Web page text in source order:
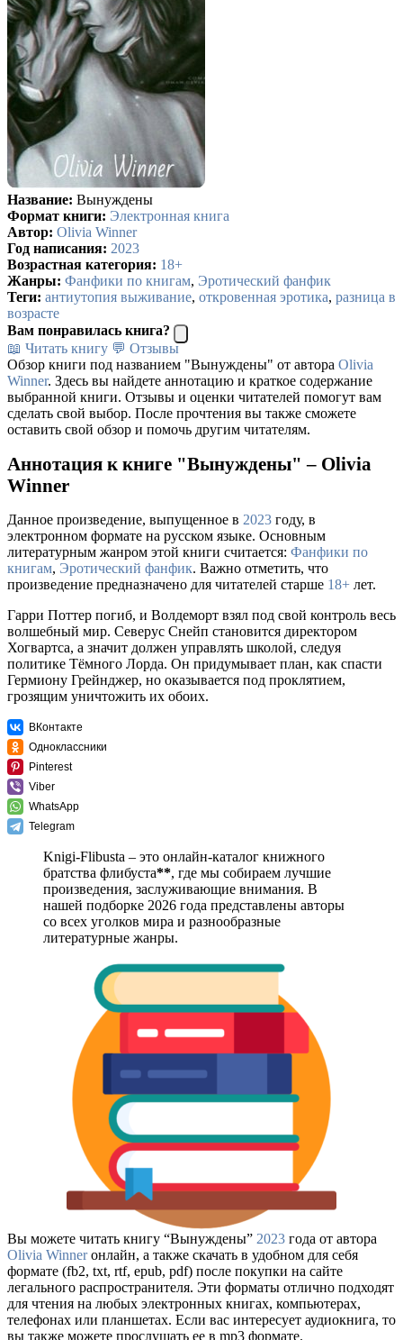
Название: Вынуждены
Формат книги: Электронная книга
Автор: Olivia Winner
Год написания: 2023
Возрастная категория: 18+
Жанры: Фанфики по книгам, Эротический фанфик
Теги: антиутопия выживание, откровенная эротика, разница в
возрасте
Вам понравилась книга?
📖 Читать книгу 💬 Отзывы
Обзор книги под названием "Вынуждены" от автора Olivia
Winner. Здесь вы найдете аннотацию и краткое содержание
выбранной книги. Отзывы и оценки читателей помогут вам
сделать свой выбор. После прочтения вы также сможете
оставить свой обзор и помочь другим читателям.
Аннотация к книге "Вынуждены" – Olivia
Winner
Данное произведение, выпущенное в 2023 году, в
электронном формате на русском языке. Основным
литературным жанром этой книги считается: Фанфики по
книгам, Эротический фанфик. Важно отметить, что
произведение предназначено для читателей старше 18+ лет.
Гарри Поттер погиб, и Волдеморт взял под свой контроль весь
волшебный мир. Северус Снейп становится директором
Хогвартса, а значит должен управлять школой, следуя
политике Тёмного Лорда. Он придумывает план, как спасти
Гермиону Грейнджер, но оказывается под проклятием,
грозящим уничтожить их обоих.
ВКонтакте
Одноклассники
Pinterest
Viber
WhatsApp
Telegram
Knigi-Flibusta – это онлайн-каталог книжного
братства флибуста**, где мы собираем лучшие
произведения, заслуживающие внимания. В
нашей подборке 2026 года представлены авторы
со всех уголков мира и разнообразные
литературные жанры.
Вы можете читать книгу “Вынуждены” 2023 года от автора
Olivia Winnerонлайн, а также скачать в удобном для себя
формате (fb2, txt, rtf, epub, pdf) после покупки на сайте
легального распространителя. Эти форматы отлично подходят
для чтения на любых электронных книгах, компьютерах,
телефонах или планшетах. Если вас интересует аудиокнига, то
вы также можете прослушать ее в mp3 формате.